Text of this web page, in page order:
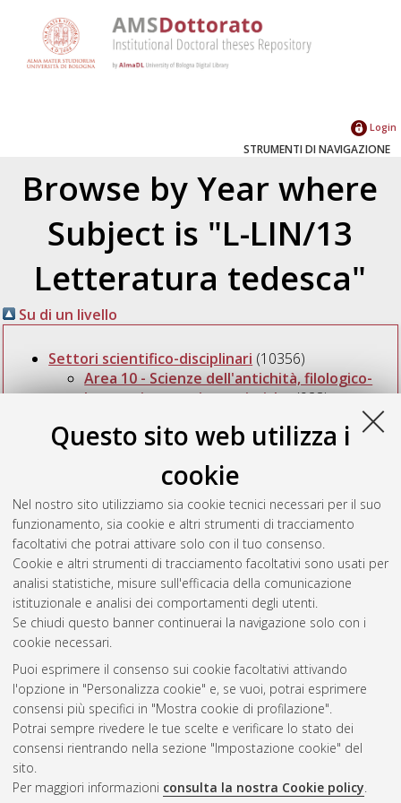
Questo sito web utilizza i
cookie
Nel nostro sito utilizziamo sia cookie tecnici necessari per il suo
funzionamento, sia cookie e altri strumenti di tracciamento
facoltativi che potrai attivare solo con il tuo consenso.
Cookie e altri strumenti di tracciamento facoltativi sono usati per
analisi statistiche, misure sull'efficacia della comunicazione
istituzionale e analisi dei comportamenti degli utenti.
Se chiudi questo banner continuerai la navigazione solo con i
cookie necessari.
Puoi esprimere il consenso sui cookie facoltativi attivando
l'opzione in "Personalizza cookie" e, se vuoi, potrai esprimere
consensi più specifici in "Mostra cookie di profilazione".
Potrai sempre rivedere le tue scelte e verificare lo stato dei
consensi rientrando nella sezione "Impostazione cookie" del
sito.
Per maggiori informazioni consulta la nostra Cookie policy.
Login
STRUMENTI DI NAVIGAZIONE
Browse by Year where
Subject is "L-LIN/13
Letteratura tedesca"
Su di un livello
Settori scientifico-disciplinari (10356)
Area 10 - Scienze dell'antichità, filologico-
letterarie e storico-artistiche(923)
Seleziona una voce dall'elenco sottostante.
2024(1)
2022(1)
2019 (1)
2014(1)
2012(1)
Atom
Rss 1.0
Rss 2.0
ISSN: 2038-7946